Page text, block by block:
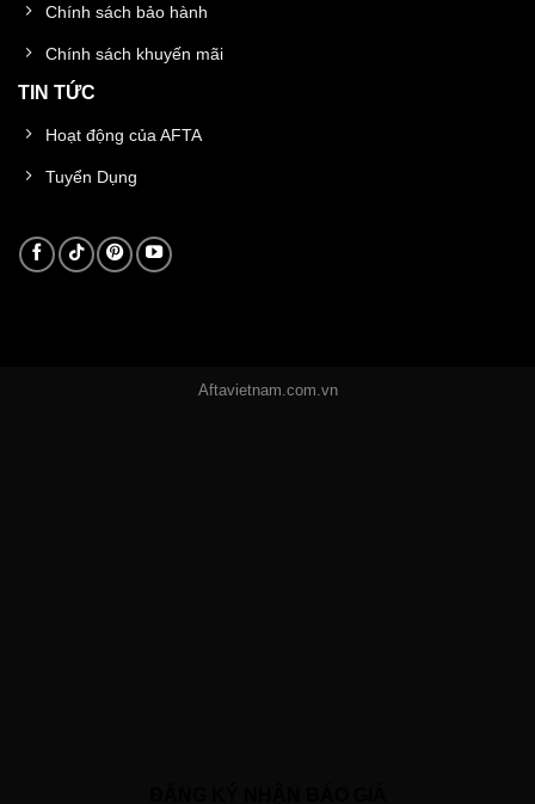
Chính sách bảo hành
Chính sách khuyến mãi
TIN TỨC
Hoạt động của AFTA
Tuyển Dụng
Aftavietnam.com.vn